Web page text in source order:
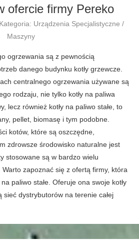
ofercie firmy Pereko
Kategoria: Urządzenia Specjalistyczne /
Maszyny
ogrzewania są z pewnością
danego budynku kotły grzewcze.
centralnego ogrzewania używane są
rodzaju, nie tylko kotły na paliwa
lecz również kotły na paliwo stałe, to
pellet, biomasę i tym podobne.
kotów, które są oszczędne,
zdrowsze środowisko naturalne jest
stosowane są w bardzo wielu
zapoznać się z ofertą firmy, która
paliwo stałe. Oferuje ona swoje kotły
dystrybutorów na terenie całej